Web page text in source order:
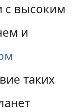
с высоким
и
таких